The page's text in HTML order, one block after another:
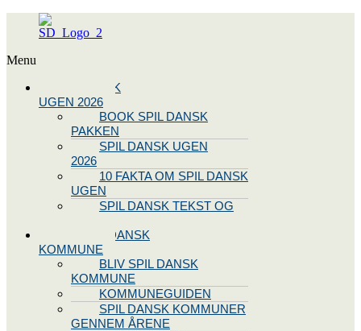
Menu
SPIL DANSK
UGEN 2026
BOOK SPIL DANSK
PAKKEN
SPIL DANSK UGEN
2026
10 FAKTA OM SPIL DANSK
UGEN
SPIL DANSK TEKST OG
BLIV SPIL DANSK
KOMMUNE
BLIV SPIL DANSK
KOMMUNE
KOMMUNEGUIDEN
SPIL DANSK KOMMUNER
GENNEM ÅRENE